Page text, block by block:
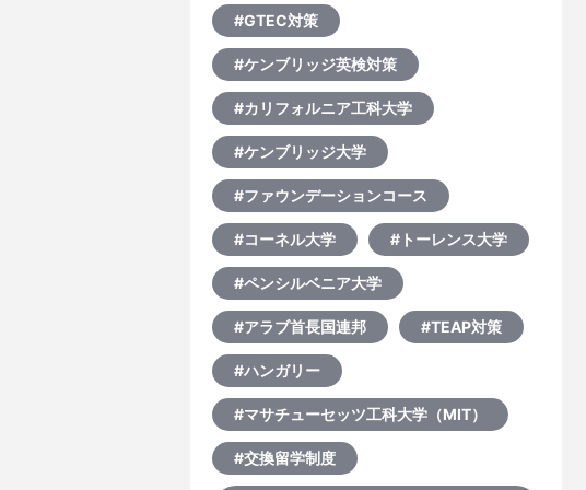
#GTEC対策
#ケンブリッジ英検対策
#カリフォルニア工科大学
#ケンブリッジ大学
#ファウンデーションコース
#コーネル大学 #トーレンス大学
#ペンシルベニア大学
#アラブ首長国連邦 #TEAP対策
#ハンガリー
#マサチューセッツ工科大学（MIT）
#交換留学制度